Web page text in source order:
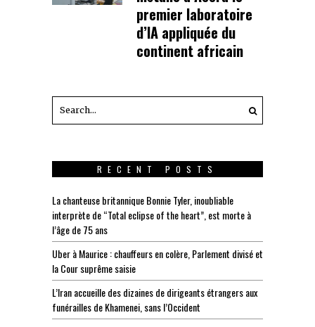
premier laboratoire
d’IA appliquée du
continent africain
RECENT POSTS
La chanteuse britannique Bonnie Tyler, inoubliable
interprète de “Total eclipse of the heart”, est morte à
l’âge de 75 ans
Uber à Maurice : chauffeurs en colère, Parlement divisé et
la Cour suprême saisie
L’Iran accueille des dizaines de dirigeants étrangers aux
funérailles de Khamenei, sans l’Occident